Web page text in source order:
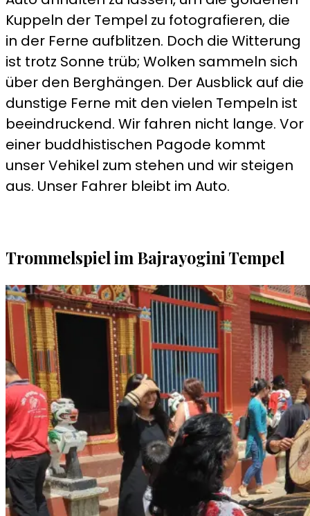
Kuppeln der Tempel zu fotografieren, die
in der Ferne aufblitzen. Doch die Witterung
ist trotz Sonne trüb; Wolken sammeln sich
über den Berghängen. Der Ausblick auf die
dunstige Ferne mit den vielen Tempeln ist
beeindruckend. Wir fahren nicht lange. Vor
einer buddhistischen Pagode kommt
unser Vehikel zum stehen und wir steigen
aus. Unser Fahrer bleibt im Auto.
Trommelspiel im Bajrayogini Tempel